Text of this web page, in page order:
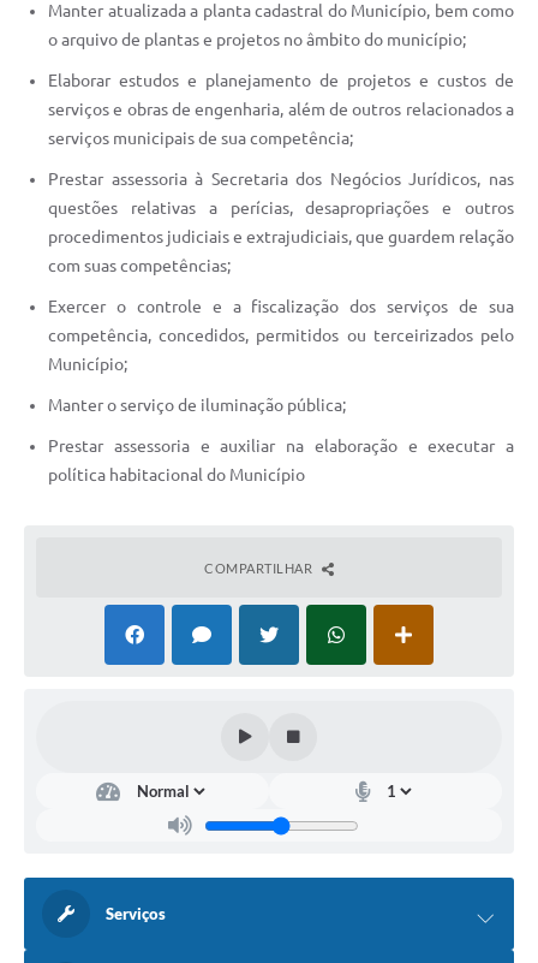
Manter atualizada a planta cadastral do Município, bem como
o arquivo de plantas e projetos no âmbito do município;
Elaborar estudos e planejamento de projetos e custos de
serviços e obras de engenharia, além de outros relacionados a
serviços municipais de sua competência;
Prestar assessoria à Secretaria dos Negócios Jurídicos, nas
questões relativas a perícias, desapropriações e outros
procedimentos judiciais e extrajudiciais, que guardem relação
com suas competências;
Exercer o controle e a fiscalização dos serviços de sua
competência, concedidos, permitidos ou terceirizados pelo
Município;
Manter o serviço de iluminação pública;
Prestar assessoria e auxiliar na elaboração e executar a
política habitacional do Município
COMPARTILHAR
Serviços